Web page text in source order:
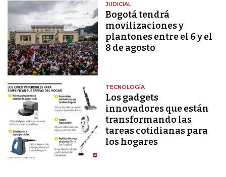
JUDICIAL
Bogotá tendrá
movilizaciones y
plantones entre el 6 y el
8 de agosto
TECNOLOGÍA
Los gadgets
innovadores que están
transformando las
tareas cotidianas para
los hogares